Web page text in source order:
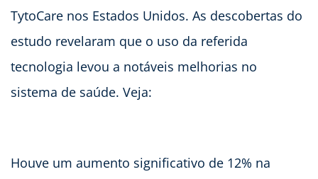
TytoCare nos Estados Unidos. As descobertas do
estudo revelaram que o uso da referida
tecnologia levou a notáveis melhorias no
sistema de saúde. Veja:
Houve um aumento significativo de 12% na